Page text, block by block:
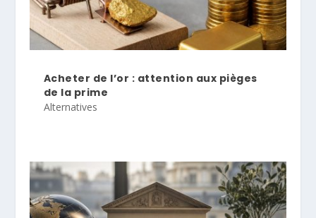
Acheter de l’or : attention aux pièges
de la prime
Alternatives